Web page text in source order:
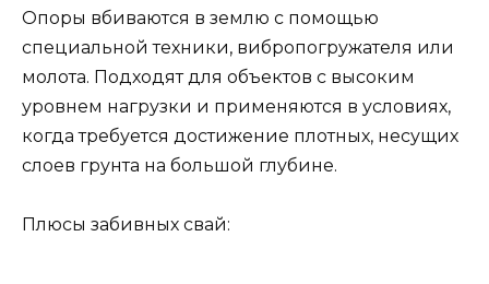
Опоры вбиваются в землю с помощью
специальной техники, вибропогружателя или
молота. Подходят для объектов с высоким
уровнем нагрузки и применяются в условиях,
когда требуется достижение плотных, несущих
слоев грунта на большой глубине.
Плюсы забивных свай: